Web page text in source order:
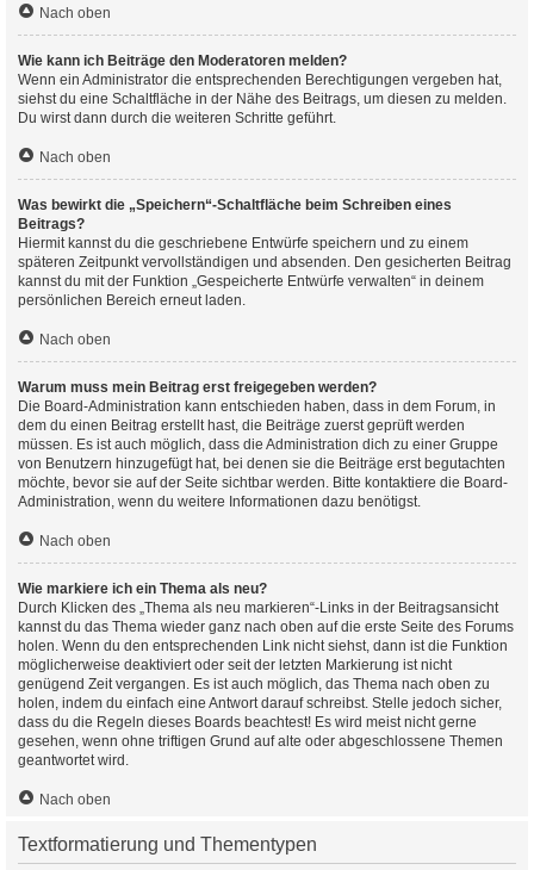
Nach oben
Wie kann ich Beiträge den Moderatoren melden?
Wenn ein Administrator die entsprechenden Berechtigungen vergeben hat,
siehst du eine Schaltfläche in der Nähe des Beitrags, um diesen zu melden.
Du wirst dann durch die weiteren Schritte geführt.
Nach oben
Was bewirkt die „Speichern“-Schaltfläche beim Schreiben eines
Beitrags?
Hiermit kannst du die geschriebene Entwürfe speichern und zu einem
späteren Zeitpunkt vervollständigen und absenden. Den gesicherten Beitrag
kannst du mit der Funktion „Gespeicherte Entwürfe verwalten“ in deinem
persönlichen Bereich erneut laden.
Nach oben
Warum muss mein Beitrag erst freigegeben werden?
Die Board-Administration kann entschieden haben, dass in dem Forum, in
dem du einen Beitrag erstellt hast, die Beiträge zuerst geprüft werden
müssen. Es ist auch möglich, dass die Administration dich zu einer Gruppe
von Benutzern hinzugefügt hat, bei denen sie die Beiträge erst begutachten
möchte, bevor sie auf der Seite sichtbar werden. Bitte kontaktiere die Board-
Administration, wenn du weitere Informationen dazu benötigst.
Nach oben
Wie markiere ich ein Thema als neu?
Durch Klicken des „Thema als neu markieren“-Links in der Beitragsansicht
kannst du das Thema wieder ganz nach oben auf die erste Seite des Forums
holen. Wenn du den entsprechenden Link nicht siehst, dann ist die Funktion
möglicherweise deaktiviert oder seit der letzten Markierung ist nicht
genügend Zeit vergangen. Es ist auch möglich, das Thema nach oben zu
holen, indem du einfach eine Antwort darauf schreibst. Stelle jedoch sicher,
dass du die Regeln dieses Boards beachtest! Es wird meist nicht gerne
gesehen, wenn ohne triftigen Grund auf alte oder abgeschlossene Themen
geantwortet wird.
Nach oben
Textformatierung und Thementypen